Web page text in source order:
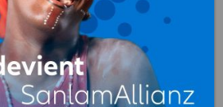
Ets. BETGNA
Boissons (importation,
distribution)
Yaoundé
Cameroun